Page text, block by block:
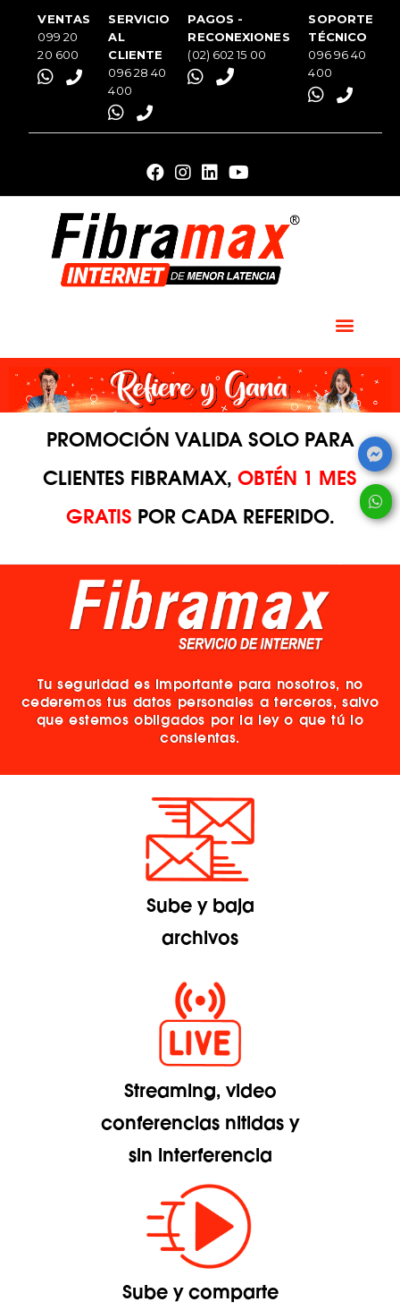
VENTAS
099 20
20 600
SERVICIO
AL
CLIENTE
096 28 40
400
PAGOS -
RECONEXIONES
(02) 602 15 00
SOPORTE
TÉCNICO
096 96 40
400
PROMOCIÓN VALIDA SOLO PARA
CLIENTES FIBRAMAX, OBTÉN 1 MES
GRATIS POR CADA REFERIDO.
Tu seguridad es importante para nosotros, no
cederemos tus datos personales a terceros, salvo
que estemos obligados por la ley o que tú lo
consientas.
Sube y baja
archivos
Streaming, video
conferencias nitidas y
sin interferencia
Sube y comparte